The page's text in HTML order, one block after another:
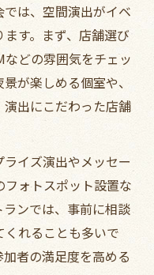
は、空間演出がイベ
す。まず、店舗選び
などの雰囲気をチェッ
が楽しめる個室や、
出にこだわった店舗
イズ演出やメッセー
ォトスポット設置な
ンでは、事前に相談
れることも多いで
者の満足度を高める